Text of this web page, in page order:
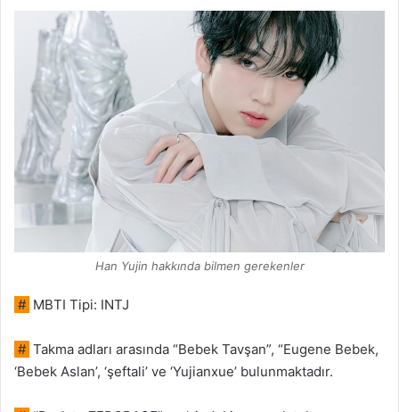
Han Yujin hakkında bilmen gerekenler
# MBTI Tipi: INTJ
# Takma adları arasında “Bebek Tavşan”, “Eugene Bebek,
‘Bebek Aslan’, ‘şeftali’ ve ‘Yujianxue’ bulunmaktadır.